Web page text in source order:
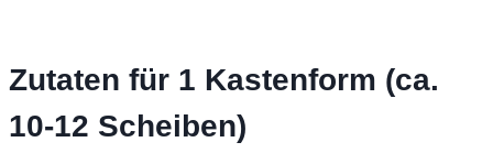
Zutaten für 1 Kastenform (ca.
10-12 Scheiben)